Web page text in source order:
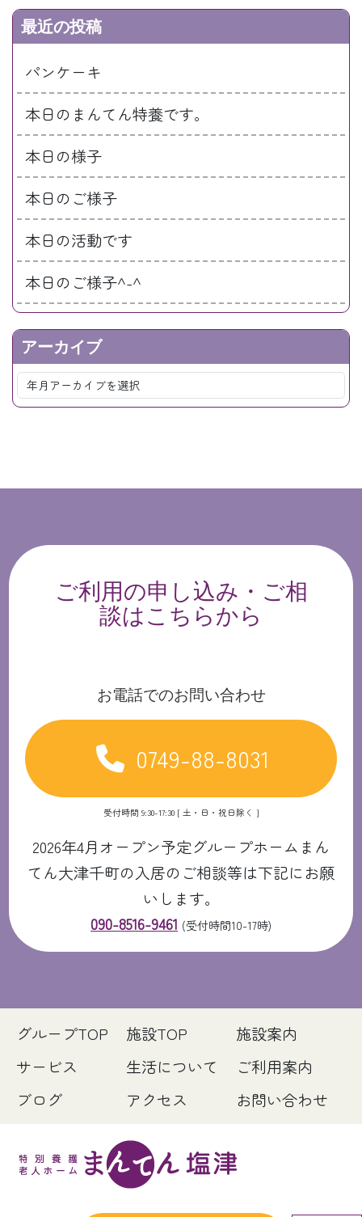
最近の投稿
パンケーキ
本日のまんてん特養です。
本日の様子
本日のご様子
本日の活動です
本日のご様子^-^
アーカイブ
ご利用の申し込み・ご相
談はこちらから
お電話でのお問い合わせ
0749-88-8031
受付時間 9:30-17:30 [ 土・日・祝日除く ]
2026年4月オープン予定グループホームまん
てん大津千町の入居のご相談等は下記にお願
いします。
090-8516-9461 (受付時間10-17時)
グループTOP 施設TOP
施設案内
サービス
生活について
ご利用案内
ブログ
アクセス お問い合わせ